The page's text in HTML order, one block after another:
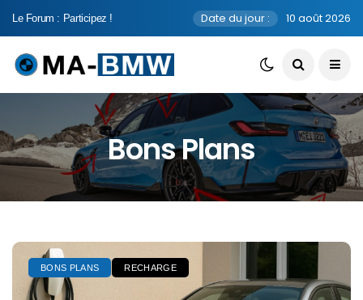
Le Forum : Participez ! Date du jour : 10 août 2026
Bons Plans
BONS PLANS RECHARGE